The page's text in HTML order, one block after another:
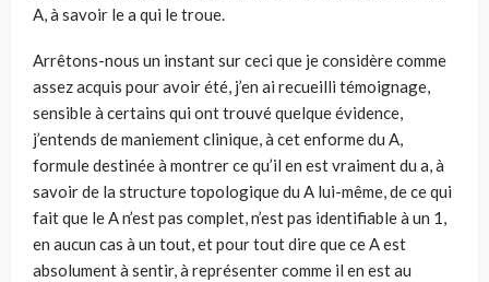
A, à savoir le a qui le troue.
Arrêtons-nous un instant sur ceci que je considère comme
assez acquis pour avoir été, j’en ai recueilli témoignage,
sensible à certains qui ont trouvé quelque évidence,
j’entends de maniement clinique, à cet enforme du A,
formule destinée à montrer ce qu’il en est vraiment du a, à
savoir de la structure topologique du A lui-même, de ce qui
fait que le A n’est pas complet, n’est pas identifiable à un 1,
en aucun cas à un tout, et pour tout dire que ce A est
absolument à sentir, à représenter comme il en est au